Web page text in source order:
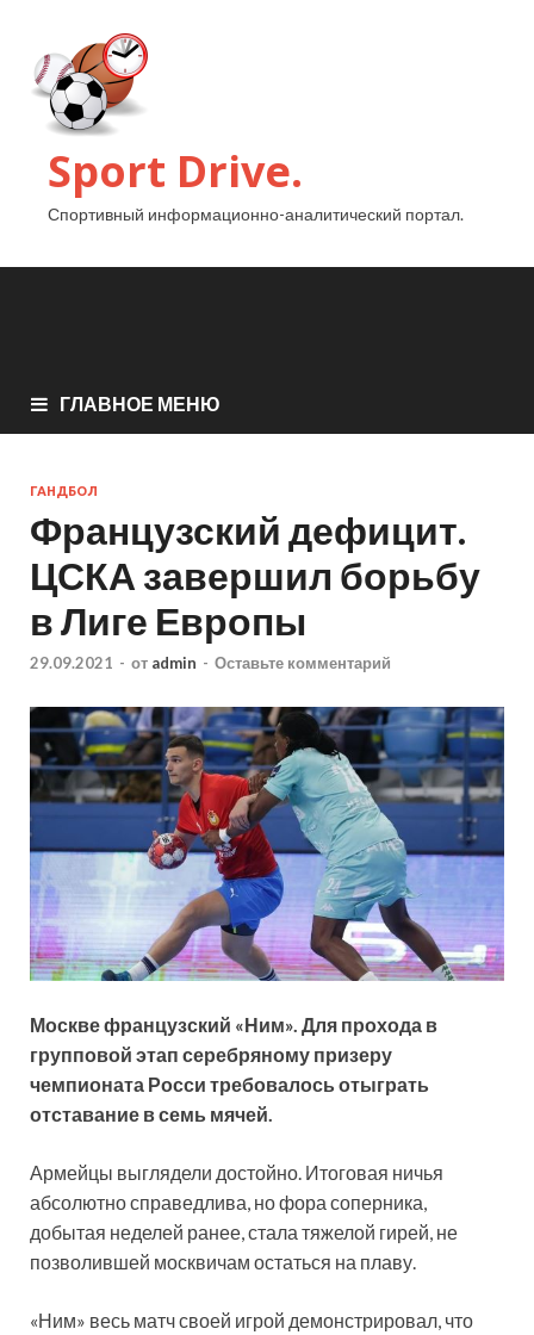
Sport Drive.
Спортивный информационно-аналитический портал.
ГЛАВНОЕ МЕНЮ
ГАНДБОЛ
Французский дефицит.
ЦСКА завершил борьбу
в Лиге Европы
29.09.2021 - от admin - Оставьте комментарий
Москве французский «Ним». Для прохода в
групповой этап серебряному призеру
чемпионата Росси требовалось отыграть
отставание в семь мячей.
Армейцы выглядели достойно. Итоговая ничья
абсолютно справедлива, но фора соперника,
добытая неделей ранее, стала тяжелой гирей, не
позволившей москвичам остаться на плаву.
«Ним» весь матч своей игрой демонстрировал, что